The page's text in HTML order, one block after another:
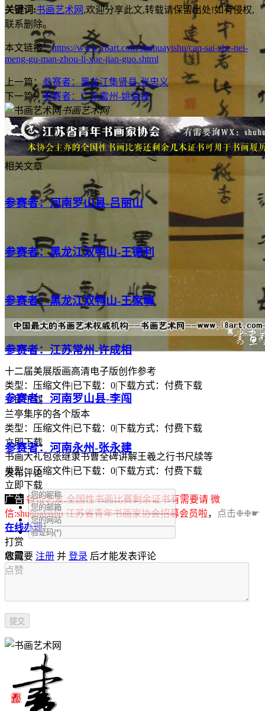
十二届美展版画高清电子版创作参考
类型：压缩文件|已下载：0|下载方式：付费下载
立即下载
兰亭集序的各个版本
类型：压缩文件|已下载：0|下载方式：付费下载
立即下载
书画大礼包张继隶书曹全碑讲解王羲之行书尺牍等
类型：压缩文件|已下载：0|下载方式：付费下载
立即下载
广告 各位艺友,全国性书画比赛剩余证书有需要请 微
信:shuhuayishu 江苏省青年书画家协会招募会员啦，
点击❉❉☛
在线办理！
打赏
收藏
点赞
关键词:书画艺术网 ,欢迎分享此文,转载请保留出处!如有侵权,
联系删除。
本文链接：https://www.18art.com/shuhuayishu/can-sai-zhe-nei-
meng-gu-man-zhou-li-xue-jian-guo.shtml
上一篇：参赛者：黑龙江集贤县-张忠义
下一篇：参赛者：广东雷州-姚喜锋
书画艺术网
相关文章
参赛者：河南罗山县-吕丽山
参赛者：黑龙江双鸭山-王德利
参赛者：黑龙江双鸭山-王家峰
参赛者：江苏常州-许成相
参赛者：河南罗山县-李闯
参赛者：河南永州-张永建
发布评论
您需要 注册 并 登录 后才能发表评论